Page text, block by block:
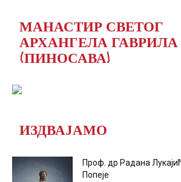
МАНАСТИР СВЕТОГ
АРХАНГЕЛА ГАВРИЛА
(ПИНОСАВА)
ИЗДВАЈАМО
Проф. др Радана
Попеје